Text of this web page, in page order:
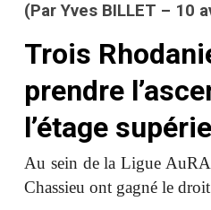
(ParYves BILLET – 10
Trois
prendre
l’étage
Au sein de la Ligue
Chassieu ont gagné le